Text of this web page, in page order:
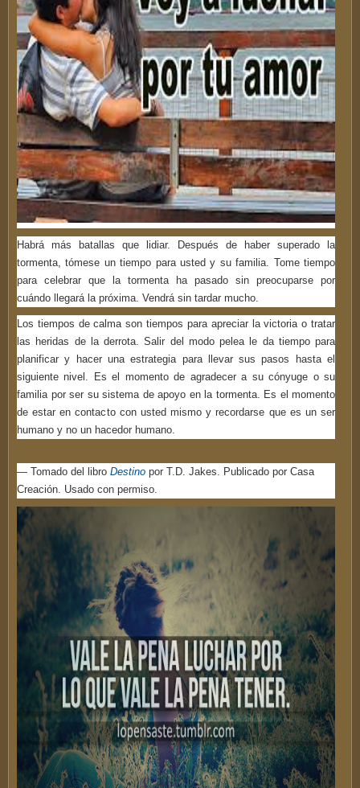
Habrá más batallas que lidiar. Después de haber superado la
tormenta, tómese un tiempo para usted y su familia. Tome tiempo
para celebrar que la tormenta ha pasado sin preocuparse por
cuándo llegará la próxima. Vendrá sin tardar mucho.
Los tiempos de calma son tiempos para apreciar la victoria o tratar
las heridas de la derrota. Salir del modo pelea le da tiempo para
planificar y hacer una estrategia para llevar sus pasos hasta el
siguiente nivel. Es el momento de agradecer a su cónyuge o su
familia por ser su sistema de apoyo en la tormenta. Es el momento
de estar en contacto con usted mismo y recordarse que es un ser
humano y no un hacedor humano.
― Tomado del libro Destino por T.D. Jakes. Publicado por Casa
Creación. Usado con permiso.